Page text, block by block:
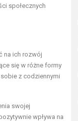
społecznych
na ich rozwój
się w różne formy
z codziennymi
swojej
wpływa na